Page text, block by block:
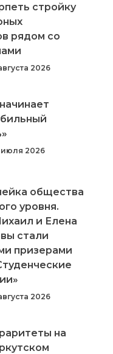
стройку
рядом со
2026
июля 2026
общества
уровня.
и Елена
стали
призерами
2026
на